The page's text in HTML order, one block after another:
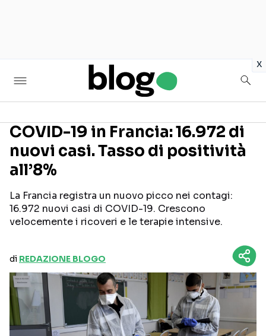
x
Seguici sui social
COVID-19 in Francia: 16.972 di
nuovi casi. Tasso di positività
all’8%
La Francia registra un nuovo picco nei contagi:
16.972 nuovi casi di COVID-19. Crescono
velocemente i ricoveri e le terapie intensive.
di REDAZIONE BLOGO